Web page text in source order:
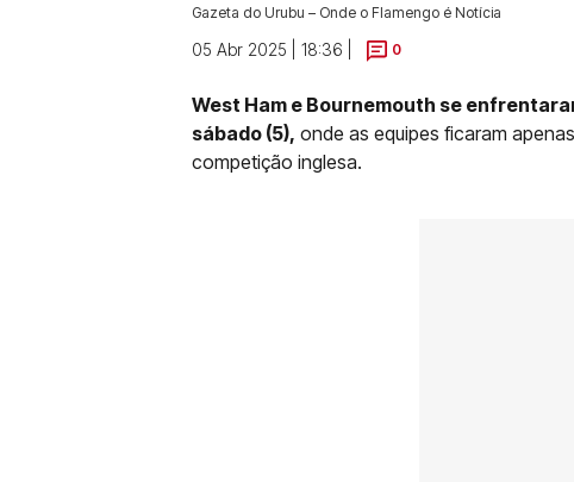
Gazeta do Urubu – Onde o Flamengo é Notícia
05 Abr 2025 | 18:36 | 0
West Ham e Bournemouth se
sábado (5), onde as equipes ficaram
competição inglesa.